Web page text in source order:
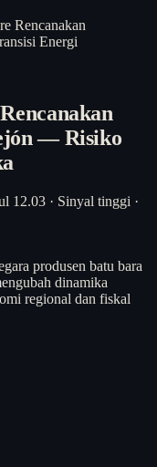
Rencanakan
Energi
— Risiko
12.03 · Sinyal tinggi ·
produsen batu bara
dinamika
regional dan fiskal